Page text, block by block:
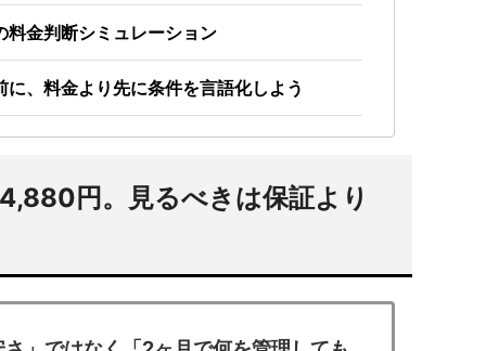
料金判断シミュレーション
、料金より先に条件を言語化しよう
円。見るべきは保証より